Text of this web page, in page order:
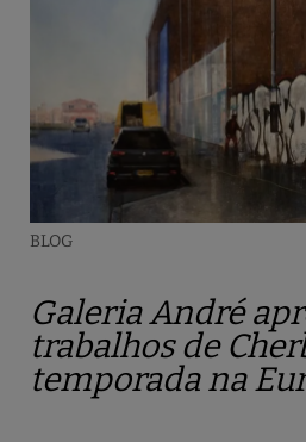
BLOG
Galeria André
trabalhos de
temporada na